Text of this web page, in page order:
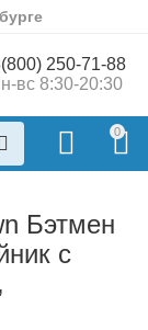
250-71-88
вс 8:30-20:30
0
Бэтмен
с